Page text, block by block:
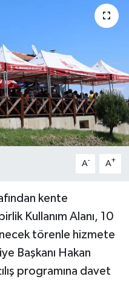
A- A+
kente
Kullanım Alanı, 10
törenle hizmete
Başkanı Hakan
programına davet